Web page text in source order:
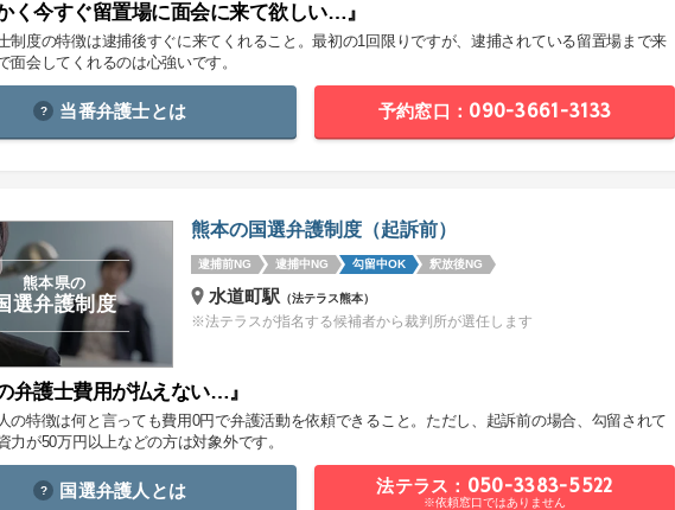
く今すぐ留置場に面会に来て欲しい…』
制度の特徴は逮捕後すぐに来てくれること。最初の1回限りですが、逮捕されている留置場まで来
面会してくれるのは心強いです。
当番弁護士とは 予約窓口：090-3661-3133
熊本の国選弁護制度（起訴前）
逮捕前NG 逮捕中NG 勾留中OK 釈放後NG
熊本県の
選弁護制度 水道町駅 （法テラス熊本）
※法テラスが指名する候補者から裁判所が選任します
弁護士費用が払えない…』
の特徴は何と言っても費用0円で弁護活動を依頼できること。ただし、起訴前の場合、勾留されて
力が50万円以上などの方は対象外です。
国選弁護人とは 法テラス：050-3383-5522
※依頼窓口ではありません